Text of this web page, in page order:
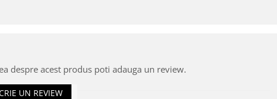
despre acest produs poti adauga un review.
UN REVIEW